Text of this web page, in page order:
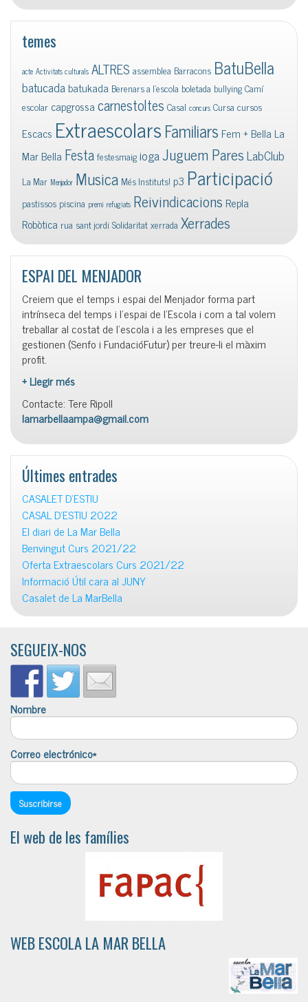
temes
acte Activitats culturals ALTRES assemblea Barracons BatuBella
batucadabatukada Berenars a l'escola boletada bullyingCamí
escolar capgrossacarnestoltes Casal concurs Cursa cursos
Escacs ExtraescolarsFamiliars Fem + Bella La
Mar Bella FestafestesmaigiogaJuguem ParesLabClub
La Mar Menjador Musica Més Instituts! p3 Participació
pastissos piscina premi refugiats Reivindicacions Repla
Robòtica rua sant jordi Solidaritatxerrada Xerrades
ESPAI DEL MENJADOR
Creiem que el temps i espai del Menjador forma part
intrínseca del temps i l’espai de l’Escola i com a tal volem
treballar al costat de l’escola i a les empreses que el
gestionen (Senfo i FundacióFutur) per treure-li el màxim
profit.
+ Llegir més
Contacte: Tere Ripoll
lamarbellaampa@gmail.com
Últimes entrades
CASALET D’ESTIU
CASAL D’ESTIU 2022
El diari de La Mar Bella
Benvingut Curs 2021/22
Oferta Extraescolars Curs 2021/22
Informació Útil cara al JUNY
Casalet de La MarBella
SEGUEIX-NOS
Nombre
Correo electrónico*
El web de les famílies
WEB ESCOLA LA MAR BELLA